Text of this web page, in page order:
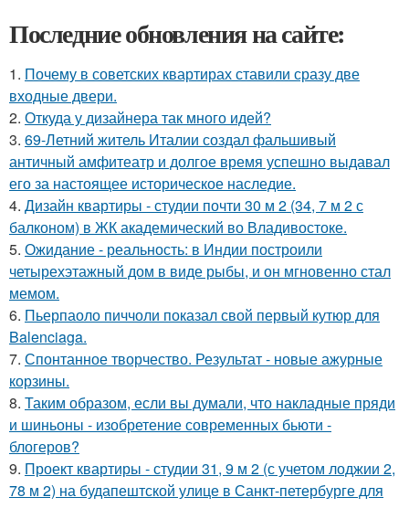
Последние обновления на сайте:
1. Почему в советских квартирах ставили сразу две
входные двери.
2. Откуда у дизайнера так много идей?
3. 69-Летний житель Италии создал фальшивый
античный амфитеатр и долгое время успешно выдавал
его за настоящее историческое наследие.
4. Дизайн квартиры - студии почти 30 м 2 (34, 7 м 2 с
балконом) в ЖК академический во Владивостоке.
5. Ожидание - реальность: в Индии построили
четырехэтажный дом в виде рыбы, и он мгновенно стал
мемом.
6. Пьерпаоло пиччоли показал свой первый кутюр для
Balenciaga.
7. Спонтанное творчество. Результат - новые ажурные
корзины.
8. Таким образом, если вы думали, что накладные пряди
и шиньоны - изобретение современных бьюти -
блогеров?
9. Проект квартиры - студии 31, 9 м 2 (с учетом лоджии 2,
78 м 2) на будапештской улице в Санкт-петербурге для